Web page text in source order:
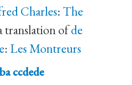
Charles: The
translation ofde
: Les Montreurs
ccdede